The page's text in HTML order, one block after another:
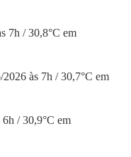
7h / 30,8°C em
às 7h / 30,7°C em
6h / 30,9°C em